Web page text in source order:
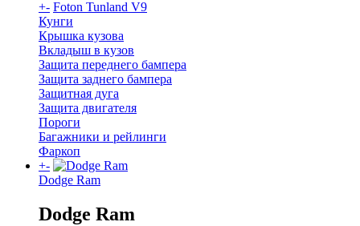
+- Foton Tunland V9
Кунги
Крышка кузова
Вкладыш в кузов
Защита переднего бампера
Защита заднего бампера
Защитная дуга
Защита двигателя
Пороги
Багажники и рейлинги
Фаркоп
+-
Dodge Ram
Dodge Ram